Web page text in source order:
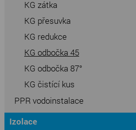
KG zátka
KG přesuvka
KG redukce
KG odbočka 45
KG odbočka 87°
KG čistící kus
PPR vodoinstalace
Izolace